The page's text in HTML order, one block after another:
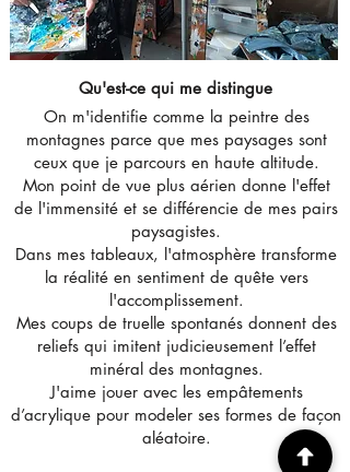
Qu'est-ce qui me distingue
On m'identifie comme la peintre des
montagnes parce que mes paysages sont
ceux que je parcours en haute altitude.
Mon point de vue plus aérien donne l'effet
de l'immensité et se différencie de mes pairs
paysagistes.
Dans mes tableaux, l'atmosphère transforme
la réalité en sentiment de quête vers
l'accomplissement.
Mes coups de truelle spontanés donnent des
reliefs qui imitent judicieusement l’effet
minéral des montagnes.
J'aime jouer avec les empâtements
d’acrylique pour modeler ses formes de façon
aléatoire.